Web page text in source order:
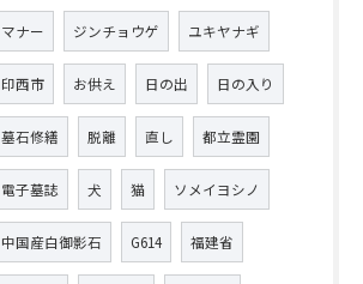
マナー ジンチョウゲ ユキヤナギ
印西市 お供え 日の出 日の入り
墓石修繕 脱離 直し 都立霊園
電子墓誌 犬 猫 ソメイヨシノ
中国産白御影石 G614 福建省